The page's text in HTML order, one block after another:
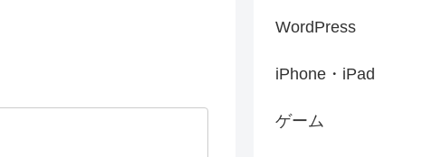
WordPress
iPhone・iPad
ゲーム